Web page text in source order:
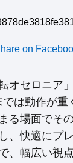
on
オセロニア
は動作が
る場面でそ
、快適にプ
、幅広い視